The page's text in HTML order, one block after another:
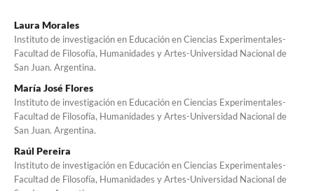
Laura Morales
Instituto de investigación en Educación en Ciencias Experimentales-
Facultad de Filosofía, Humanidades y Artes-Universidad Nacional de
San Juan. Argentina.
María José Flores
Instituto de investigación en Educación en Ciencias Experimentales-
Facultad de Filosofía, Humanidades y Artes-Universidad Nacional de
San Juan. Argentina.
Raúl Pereira
Instituto de investigación en Educación en Ciencias Experimentales-
Facultad de Filosofía, Humanidades y Artes-Universidad Nacional de